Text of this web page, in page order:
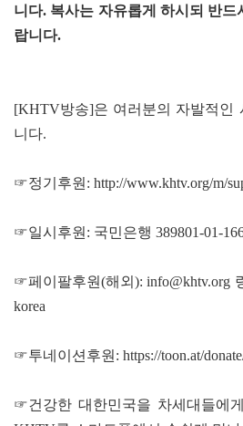
니다. 복사는 자유롭게 하시되 반
랍니다.
[KHTV방송]은 여러분의 자발적인
니다.
☞정기후원: http://www.khtv.org/m/
☞일시후원: 국민은행 389801-01-
☞페이팔후원(해외): info@khtv.org
korea
☞투네이션후원: https://toon.at/
☞건강한 대한민국을 차세대들에